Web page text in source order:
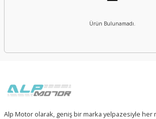
Ürün Bulunamadı.
Alp Motor olarak, geniş bir marka yelpazesiyle